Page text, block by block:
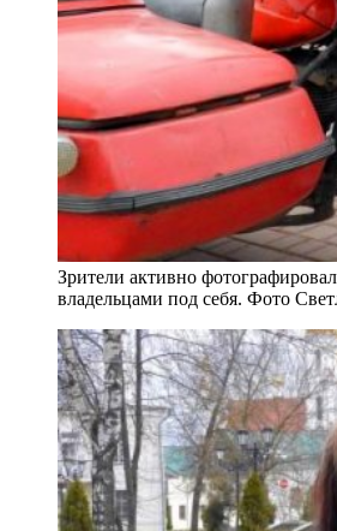
Зрители активно
владельцами под себя. Фото